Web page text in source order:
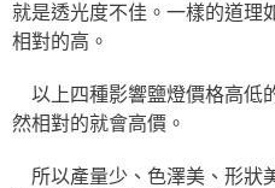
就是透光度不佳。一樣的道理
相對的高。
以上四種影響鹽燈價格高低
然相對的就會高價。
所以產量少、色澤美、形狀